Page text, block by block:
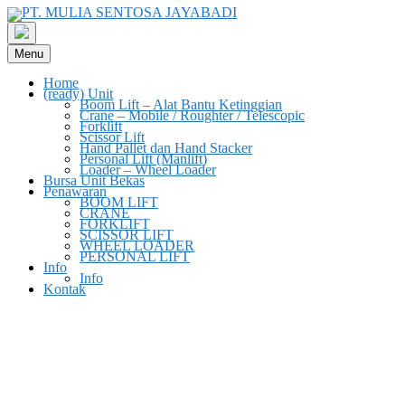
Menu
Home
(ready) Unit
Boom Lift – Alat Bantu Ketinggian
Crane – Mobile / Roughter / Telescopic
Forklift
Scissor Lift
Hand Pallet dan Hand Stacker
Personal Lift (Manlift)
Loader – Wheel Loader
Bursa Unit Bekas
Penawaran
BOOM LIFT
CRANE
FORKLIFT
SCISSOR LIFT
WHEEL LOADER
PERSONAL LIFT
Info
Info
Kontak